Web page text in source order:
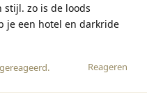
stijl. zo is de loods
je een hotel en darkride
Reageren
.